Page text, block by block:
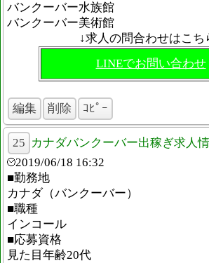
バンクーバー水族館
バンクーバー美術館
↓求人の問合わせはこち
LINEでお問い合わせ
編集 削除 ｺﾋﾟｰ
25 カナダバンクーバー出稼ぎ求人
2019/06/18 16:32
■勤務地
カナダ（バンクーバー）
■職種
インコール
■応募資格
見た目年齢20代